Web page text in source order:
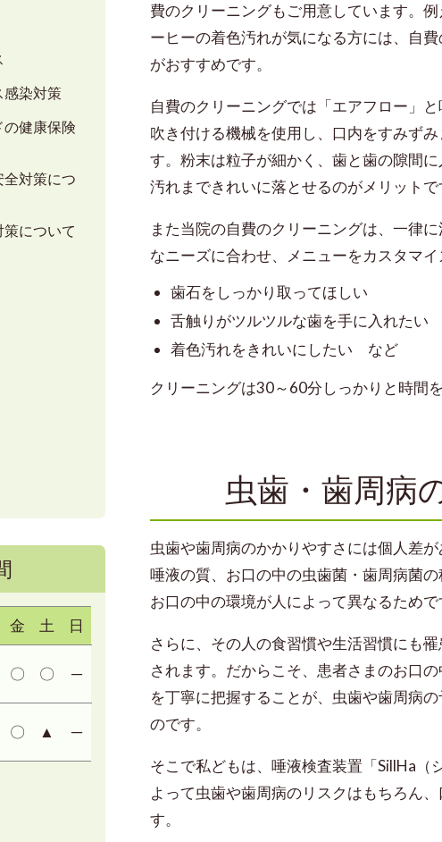
費のクリーニングもご用意しています。
ーヒーの着色汚れが気になる方には、自
がおすすめです。
自費のクリーニングでは「エアフロー」
吹き付ける機械を使用し、口内をすみずみ
す。粉末は粒子が細かく、歯と歯の隙間
汚れまできれいに落とせるのがメリットで
また当院の自費のクリーニングは、一律
なニーズに合わせ、メニューをカスタマイ
歯石をしっかり取ってほしい
舌触りがツルツルな歯を手に入れたい
着色汚れをきれいにしたい など
クリーニングは30～60分しっかりと時間
虫歯・歯周病
虫歯や歯周病のかかりやすさには個人差
唾液の質、お口の中の虫歯菌・歯周病菌の
お口の中の環境が人によって異なるためで
さらに、その人の食習慣や生活習慣にも
されます。だからこそ、患者さまのお口
を丁寧に把握することが、虫歯や歯周病
のです。
そこで私どもは、唾液検査装置「SillHa
よって虫歯や歯周病のリスクはもちろん
す。
感染対策
健康保険
対策につ
について
金 土 日
〇 〇 ─
〇 ▲ ─